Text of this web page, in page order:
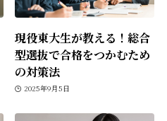
現役東大生が教える！総合
型選抜で合格をつかむため
の対策法
2025年9月5日